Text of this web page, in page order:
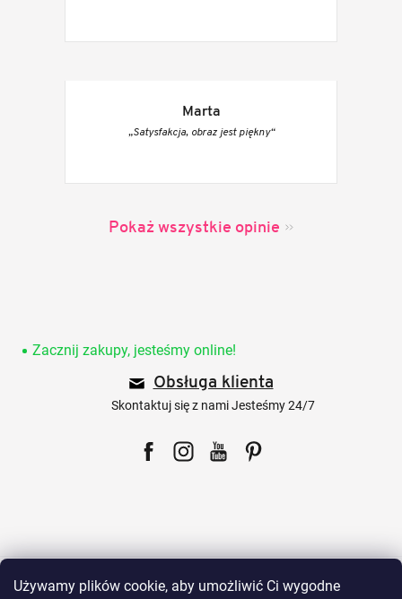
Używamy plików cookie, aby umożliwić Ci wygodne
Marta
„Satysfakcja, obraz jest piękny“
Pokaż wszystkie opinie
Zacznij zakupy, jesteśmy online!
Obsługa klienta
Skontaktuj się z nami Jesteśmy 24/7
Dla klientów